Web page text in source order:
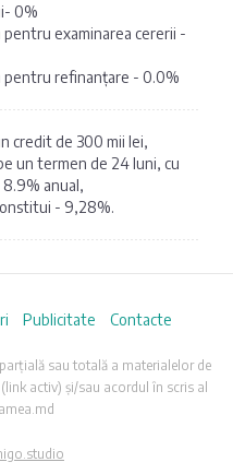
0%
pentru examinarea cererii -
pentru refinanțare - 0.0%
credit de 300 mii lei,
un termen de 24 luni, cu
anual,
- 9,28%.
Publicitate Contacte
sau totală a materialelor de
activ) și/sau acordul în scris al